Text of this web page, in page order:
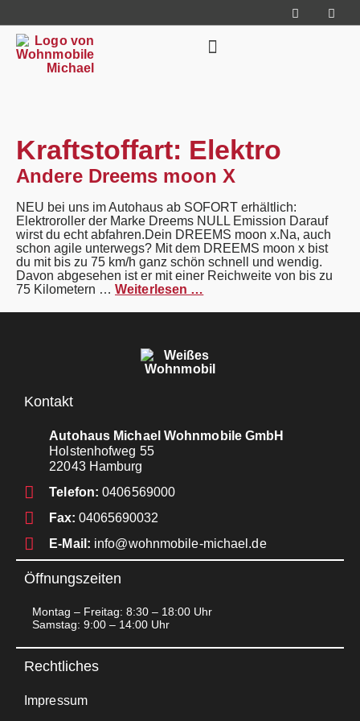
Kraftstoffart: Elektro
Andere Dreems moon X
NEU bei uns im Autohaus ab SOFORT erhältlich:
Elektroroller der Marke Dreems NULL Emission Darauf
wirst du echt abfahren.Dein DREEMS moon x.Na, auch
schon agile unterwegs? Mit dem DREEMS moon x bist
du mit bis zu 75 km/h ganz schön schnell und wendig.
Davon abgesehen ist er mit einer Reichweite von bis zu
75 Kilometern … Weiterlesen …
Kontakt
Autohaus Michael Wohnmobile GmbH
Holstenhofweg 55
22043 Hamburg
Telefon:0406569000
Fax:04065690032
E-Mail: info@wohnmobile-michael.de
Öffnungszeiten
Montag – Freitag: 8:30 – 18:00 Uhr
Samstag: 9:00 – 14:00 Uhr
Rechtliches
Impressum